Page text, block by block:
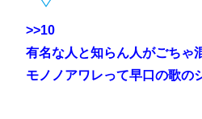
>>10
有名な人と知らん人がごちゃ
モノノアワレって早口の歌の